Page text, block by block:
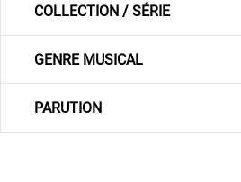
COLLECTION / SÉRIE
GENRE MUSICAL
PARUTION